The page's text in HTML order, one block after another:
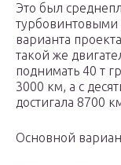
Это был
турбовинтовыми
варианта
такой же
поднимать 40 т
3000 км, а с
достигала 8700
Основной